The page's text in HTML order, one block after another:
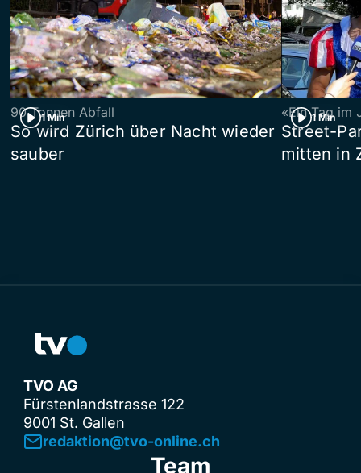
1 Min
90 Tonnen Abfall
So wird Zürich über Nacht wieder
sauber
1 Min
«Ein Tag im
Street-
mitten in
TVO AG
Fürstenlandstrasse 122
9001 St. Gallen
redaktion@tvo-online.ch
Team